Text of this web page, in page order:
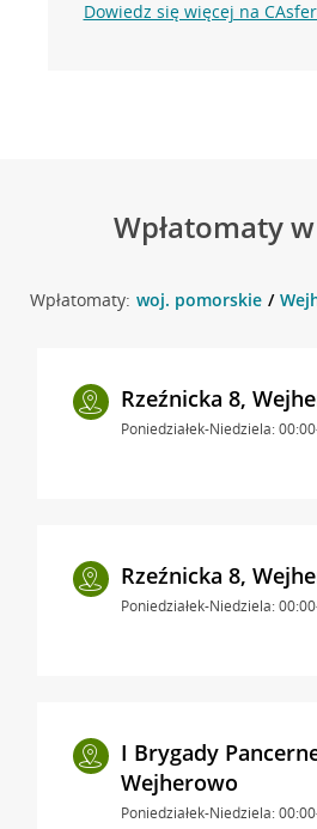
Dowiedz się więcej na
Wpłatomaty
Wpłatomaty: woj. pomorskie
Rzeźnicka 8,
Poniedziałek-Niedziela:
Rzeźnicka 8,
Poniedziałek-Niedziela:
I Brygady
Wejherowo
Poniedziałek-Niedziela: